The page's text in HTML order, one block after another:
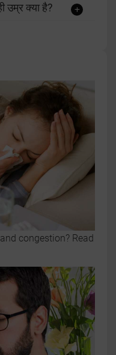
उम्र क्या है?
congestion? Read